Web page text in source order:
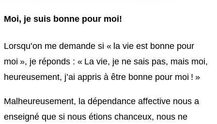
Moi, je suis bonne pour moi!
Lorsqu’on me demande si « la vie est bonne pour
moi », je réponds : « La vie, je ne sais pas, mais moi,
heureusement, j’ai appris à être bonne pour moi ! »
Malheureusement, la dépendance affective nous a
enseigné que si nous étions chanceux, nous ne